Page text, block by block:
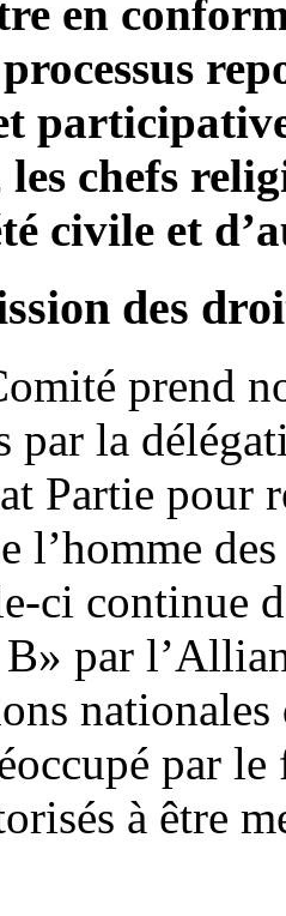
en
les chefs
civile et
des
prend
par la
Partie pour
l’homme
ci continue
par
nationales
par
à être